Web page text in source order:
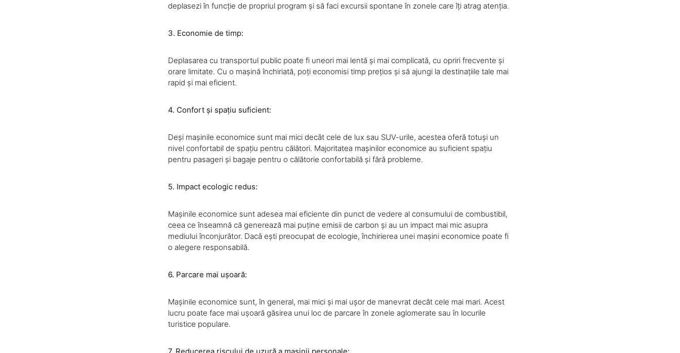
deplasezi în funcție de propriul program și să faci excursii spontane în zonele care îți atrag atenția.
3. Economie de timp:
Deplasarea cu transportul public poate fi uneori mai lentă și mai complicată, cu opriri frecvente și
orare limitate. Cu o mașină închiriată, poți economisi timp prețios și să ajungi la destinațiile tale mai
rapid și mai eficient.
4. Confort și spațiu suficient:
Deși mașinile economice sunt mai mici decât cele de lux sau SUV-urile, acestea oferă totuși un
nivel confortabil de spațiu pentru călători. Majoritatea mașinilor economice au suficient spațiu
pentru pasageri și bagaje pentru o călătorie confortabilă și fără probleme.
5. Impact ecologic redus:
Mașinile economice sunt adesea mai eficiente din punct de vedere al consumului de combustibil,
ceea ce înseamnă că generează mai puține emisii de carbon și au un impact mai mic asupra
mediului înconjurător. Dacă ești preocupat de ecologie, închirierea unei mașini economice poate fi
o alegere responsabilă.
6. Parcare mai ușoară:
Mașinile economice sunt, în general, mai mici și mai ușor de manevrat decât cele mai mari. Acest
lucru poate face mai ușoară găsirea unui loc de parcare în zonele aglomerate sau în locurile
turistice populare.
7. Reducerea riscului de uzură a mașinii personale: